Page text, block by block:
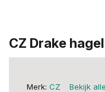
CZ Drake
Merk: CZ Bekijk